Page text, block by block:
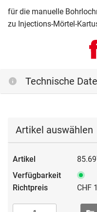
für die manuelle
zu Injections-Mörtel-
Technische
Artikel auswählen
CHF